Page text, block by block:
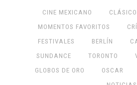
CINE MEXICANO
MOMENTOS FAVORITOS
FESTIVALES
BERLÍN
SUNDANCE
TORONTO
GLOBOS DE ORO
OSCAR